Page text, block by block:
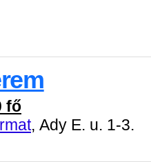
fő
, Ady E. u. 1-3.